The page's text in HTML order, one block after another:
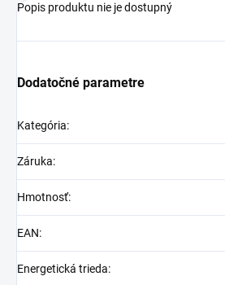
Popis produktu nie je dostupný
Dodatočné parametre
Kategória:
Záruka:
Hmotnosť:
EAN:
Energetická trieda: